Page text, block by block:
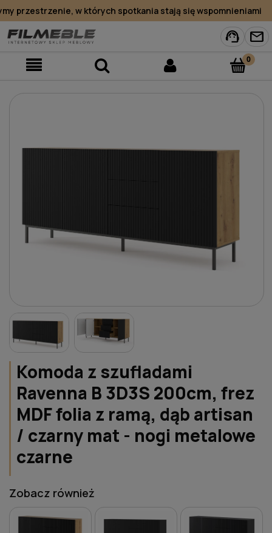
przestrzenie, w których spotkania stają się wspomnieniami
support_agent mail
Komoda z szufladami
Ravenna B 3D3S 200cm, frez
MDF folia z ramą, dąb artisan
/ czarny mat - nogi metalowe
czarne
Zobacz również